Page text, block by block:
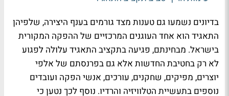
בדיונים נשמעו גם טענות מצד גורמים בענף היצירה, שלפיהן
התאגיד הוא אחד העוגנים המרכזיים של ההפקה המקורית
בישראל. מבחינתם, פגיעה בתקציב התאגיד עלולה לפגוע
לא רק בחטיבת החדשות אלא גם בפרנסתם של אלפי
יוצרים, מפיקים, שחקנים, עורכים, אנשי הפקה ועובדים
נוספים בתעשיית הטלוויזיה והרדיו. נוסף לכך נטען כי